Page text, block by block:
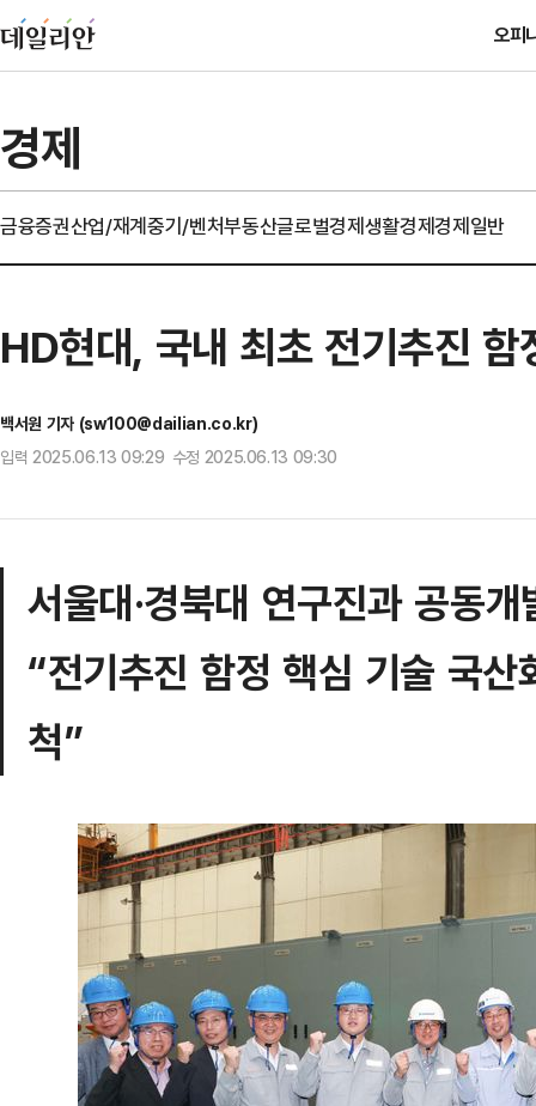
오피
경제
금융증권산업/재계중기/벤처부동산글로벌경제생활경제경제일반
HD현대, 국내 최초 전기추진
백서원 기자 (sw100@dailian.co.kr)
입력 2025.06.13 09:29 수정 2025.06.13 09:30
서울대·경북대 연구진과 공동
“전기추진 함정 핵심 기술 국
척”